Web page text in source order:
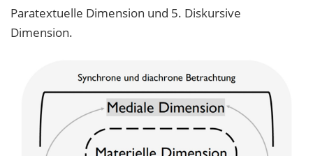
Paratextuelle Dimension und 5. Diskursive
Dimension.